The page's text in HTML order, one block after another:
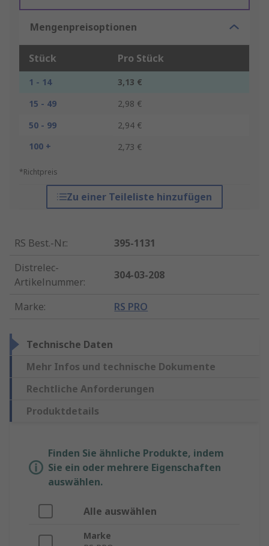
Mengenpreisoptionen
Stück Pro Stück
1 - 14
3,13 €
15 - 49
2,98 €
50 - 99
2,94 €
100 +
2,73 €
*Richtpreis
Zu einer Teileliste hinzufügen
RS Best.-Nr.:
395-1131
Distrelec-
Artikelnummer:
304-03-208
Marke: RS PRO
Technische Daten
Mehr Infos und technische Dokumente
Rechtliche Anforderungen
Produktdetails
Finden Sie ähnliche Produkte, indem
Sie ein oder mehrere Eigenschaften
auswählen.
Alle auswählen
Marke